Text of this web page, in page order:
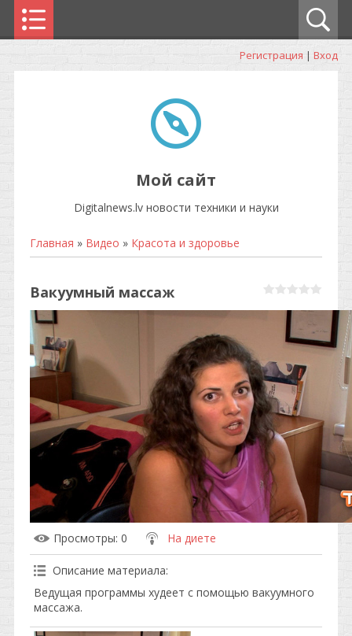
Регистрация | Вход
Мой сайт
Digitalnews.lv новости техники и науки
Главная » Видео » Красота и здоровье
Вакуумный массаж
Просмотры: 0 На диете
Описание материала:
Ведущая программы худеет с помощью вакуумного
массажа.